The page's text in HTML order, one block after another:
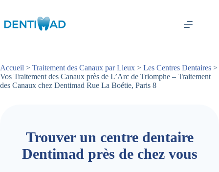
contenu
Accueil > Traitement des Canaux par Lieux > Les Centres Dentaires >
Vos Traitement des Canaux près de L’Arc de Triomphe – Traitement
des Canaux chez Dentimad Rue La Boétie, Paris 8
Trouver un centre dentaire
Dentimad près de chez vous